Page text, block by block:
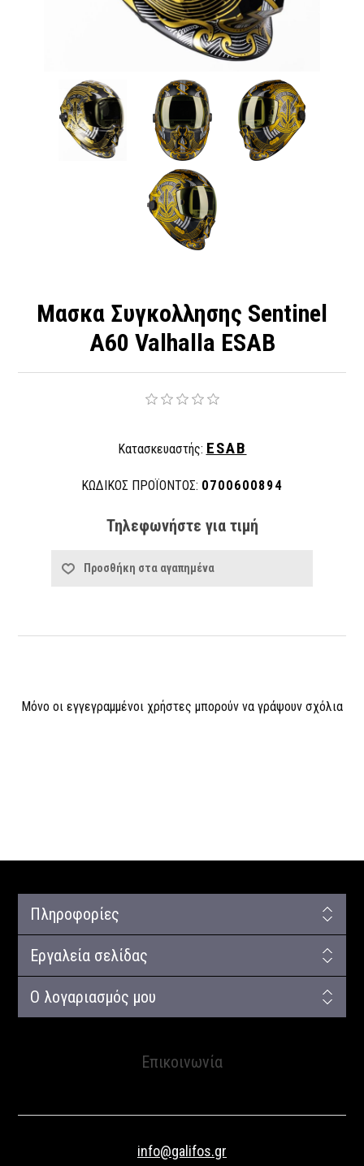
Μασκα Συγκολλησης Sentinel
A60 Valhalla ESAB
Κατασκευαστής: ESAB
ΚΩΔΙΚΟΣ ΠΡΟΪΟΝΤΟΣ: 0700600894
Τηλεφωνήστε για τιμή
Προσθήκη στα αγαπημένα
Μόνο οι εγγεγραμμένοι χρήστες μπορούν να γράψουν σχόλια
Πληροφορίες
Εργαλεία σελίδας
Ο λογαριασμός μου
Επικοινωνία
info@galifos.gr